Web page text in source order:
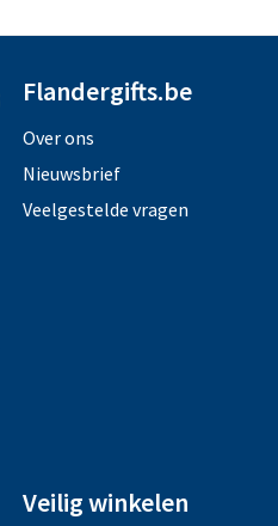
Flandergifts.be
Over ons
Nieuwsbrief
Veelgestelde vragen
Veilig winkelen